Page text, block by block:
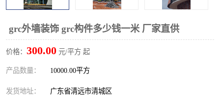
grc外墙装饰 grc构件多少钱一米 厂家直供
价格： 300.00 元/平方 起
产品数量： 10000.00平方
发货地址： 广东省清远市清城区